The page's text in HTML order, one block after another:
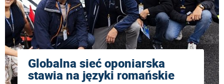
Globalna sieć oponiarska
stawia na języki romańskie